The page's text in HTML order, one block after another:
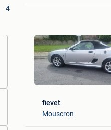
4
fievet
Mouscron